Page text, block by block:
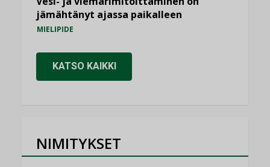
jämähtänyt ajassa paikalleen
MIELIPIDE
KATSO KAIKKI
NIMITYKSET